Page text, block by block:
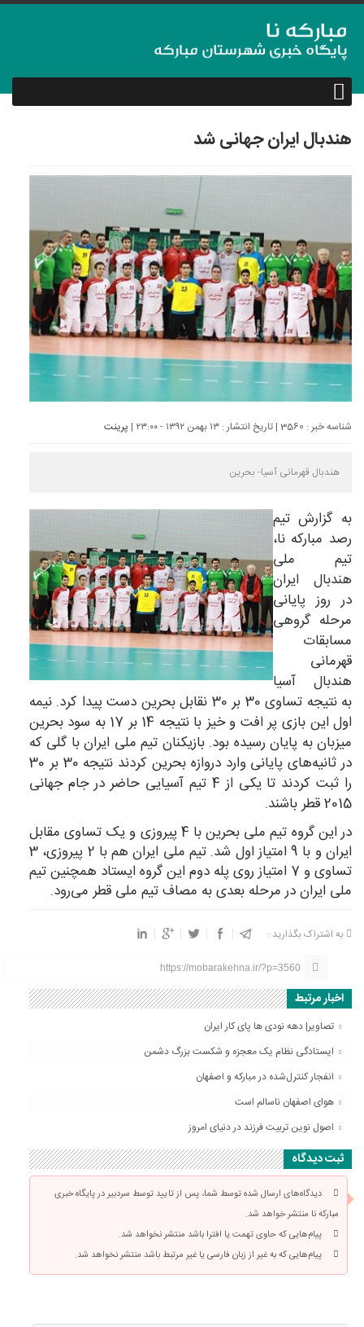
هندبال ایران جهانی شد
شناسه خبر : 3560 | تاریخ انتشار : ۱۳ بهمن ۱۳۹۲ - ۲۳:۰۰ | پرینت
هندبال قهرمانی آسیا- بحرین
به گزارش تیم
رصد مبارکه نا،
تیم ملی
هندبال ایران
در روز پایانی
مرحله گروهی
مسابقات
قهرمانی
هندبال آسیا
به نتیجه تساوی 30 بر 30 نقابل بحرین دست پیدا کرد. نیمه
اول این بازی پر افت و خیز با نتیجه 14 بر 17 به سود بحرین
میزبان به پایان رسیده بود. بازیکنان تیم ملی ایران با گلی که
در ثانیه‌های پایانی وارد دروازه بحرین کردند نتیجه 30 بر 30
را ثبت کردند تا یکی از 4 تیم آسیایی حاضر در جام جهانی
2015 قطر باشند.
در این گروه تیم ملی بحرین با 4 پیروزی و یک تساوی مقابل
ایران و با 9 امتیاز اول شد. تیم ملی ایران هم با 2 پیروزی، 3
تساوی و 7 امتیاز روی پله دوم این گروه ایستاد همچنین تیم
ملی ایران در مرحله بعدی به مصاف تیم ملی قطر می‌رود.
به اشتراک بگذارید :
https://mobarakehna.ir/?p=3560
اخبار مرتبط
تصاویر| دهه نودی ها پای کار ایران
ایستادگی نظام یک معجزه و شکست بزرگ دشمن
انفجار کنترل‌شده در مبارکه و اصفهان
هوای اصفهان ناسالم است
اصول نوین تربیت فرزند در دنیای امروز
ثبت دیدگاه
دیدگاه‌های ارسال شده توسط شما، پس از تایید توسط سردبیر در پایگاه خبری
مبارکه نا منتشر خواهد شد.
پیام‌هایی که حاوی تهمت یا افترا باشد منتشر نخواهد شد.
پیام‌هایی که به غیر از زبان فارسی یا غیر مرتبط باشد منتشر نخواهد شد.